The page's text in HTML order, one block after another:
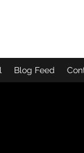
Blog Feed